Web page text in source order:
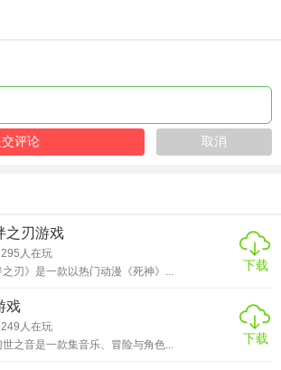
对于喜欢深度策略游戏的玩家来说，
无疑是一款值得尝试的作品。
之刃游戏
295 人在玩
之刃》是一款以热门动漫《死神》...
下载
戏
249 人在玩
之音是一款集音乐、冒险与角色...
下载